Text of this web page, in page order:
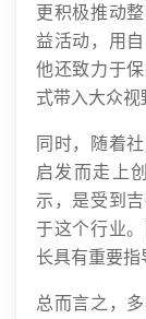
更积极推动
益活动，用
他还致力于
式带入大众视
同时，随着
启发而走上
示，是受到
于这个行业
长具有重要指
总而言之，